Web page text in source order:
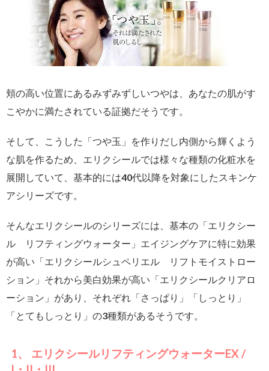
頬の高い位置にあるみずみずしいつやは、あなたの肌がす
こやかに満たされている証拠だそうです。
そして、こうした「つや玉」を作りだし内側から輝くよう
な肌を作るため、エリクシールでは様々な種類の化粧水を
展開していて、基本的には40代以降を対象にしたスキンケ
アシリーズです。
そんなエリクシールのシリーズには、基本の「エリクシー
ル リフティングウォーター」エイジングケアに特に効果
が高い「エリクシールシュペリエル リフトモイストロー
ション」それから美白効果が高い「エリクシールクリアロ
ーション」があり、それぞれ「さっぱり」「しっとり」
「とてもしっとり」の3種類があるそうです。
1、 エリクシールリフティングウォーターEX /